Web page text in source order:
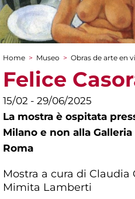
You are here
Home > Museo > Obras de arte en
Felice
15/02 - 29/06/2025
La mostra è ospitata
Milano e non alla
Roma
Mostra a cura di Claudia
Mimita Lamberti